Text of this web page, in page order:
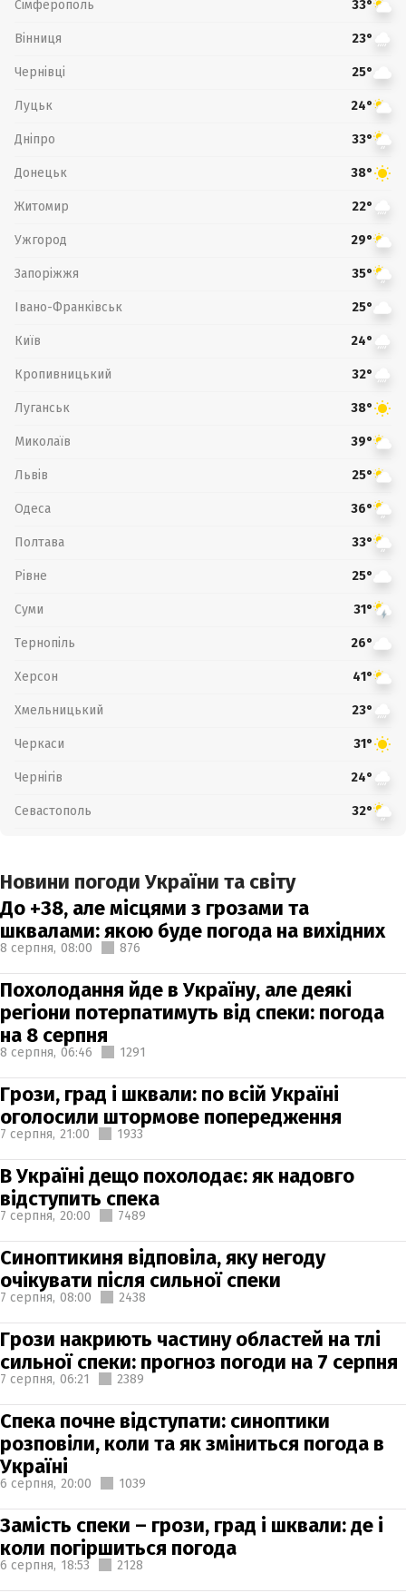
Сімферополь 33°
Вінниця 23°
Чернівці 25°
Луцьк 24°
Дніпро 33°
Донецьк 38°
Житомир 22°
Ужгород 29°
Запоріжжя 35°
Івано-Франківськ 25°
Київ 24°
Кропивницький 32°
Луганськ 38°
Миколаїв 39°
Львів 25°
Одеса 36°
Полтава 33°
Рівне 25°
Суми 31°
Тернопіль 26°
Херсон 41°
Хмельницький 23°
Черкаси 31°
Чернігів 24°
Севастополь 32°
Новини погоди України та світу
До +38, але місцями з грозами та
шквалами: якою буде погода на вихідних
8 серпня, 08:00 876
Похолодання йде в Україну, але деякі
регіони потерпатимуть від спеки: погода
на 8 серпня
8 серпня, 06:46 1291
Грози, град і шквали: по всій Україні
оголосили штормове попередження
7 серпня, 21:00 1933
В Україні дещо похолодає: як надовго
відступить спека
7 серпня, 20:00 7489
Синоптикиня відповіла, яку негоду
очікувати після сильної спеки
7 серпня, 08:00 2438
Грози накриють частину областей на тлі
сильної спеки: прогноз погоди на 7 серпня
7 серпня, 06:21 2389
Спека почне відступати: синоптики
розповіли, коли та як зміниться погода в
Україні
6 серпня, 20:00 1039
Замість спеки – грози, град і шквали: де і
коли погіршиться погода
6 серпня, 18:53 2128